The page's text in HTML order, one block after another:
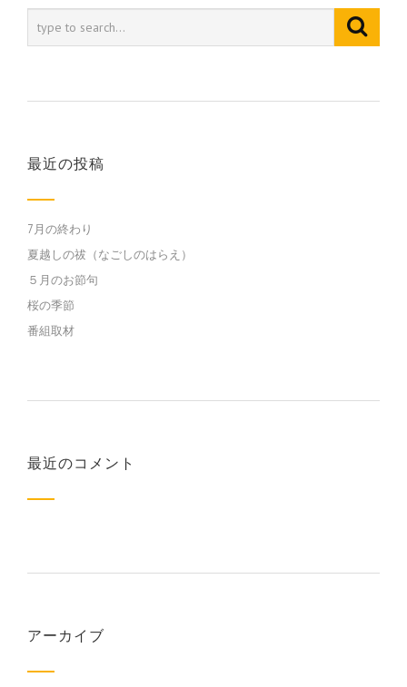
最近の投稿
7月の終わり
夏越しの祓（なごしのはらえ）
５月のお節句
桜の季節
番組取材
最近のコメント
アーカイブ